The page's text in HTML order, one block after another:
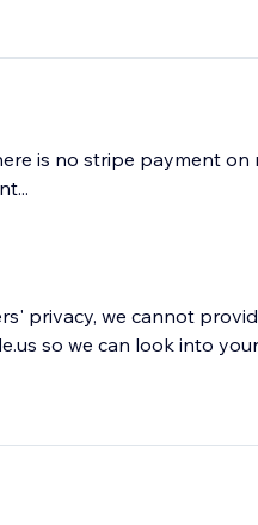
is no stripe payment on
privacy, we cannot
so we can look into